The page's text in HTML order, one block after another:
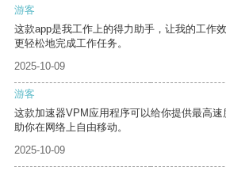
游客
这款app是我工作上的得力助手，让我的工作
更轻松地完成工作任务。
2025-10-09
游客
这款加速器VPM应用程序可以给你提供最高
助你在网络上自由移动。
2025-10-09